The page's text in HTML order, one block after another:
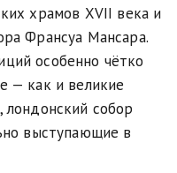
храмов XVII века и
Франсуа Мансара.
особенно чётко
— как и великие
собор
выступающие в